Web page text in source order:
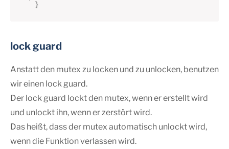
}
lock guard
Anstatt den mutex zu locken und zu unlocken, benutzen
wir einen lock guard.
Der lock guard lockt den mutex, wenn er erstellt wird
und unlockt ihn, wenn er zerstört wird.
Das heißt, dass der mutex automatisch unlockt wird,
wenn die Funktion verlassen wird.